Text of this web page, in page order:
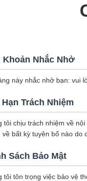
Khoản Nhắc Nhở
này nhắc nhở bạn: vui
Trách Nhiệm
tôi chịu trách nhiệm về
về bất kỳ tuyên bố nào do
Sách Bảo Mật
tôi tôn trọng việc bảo vệ